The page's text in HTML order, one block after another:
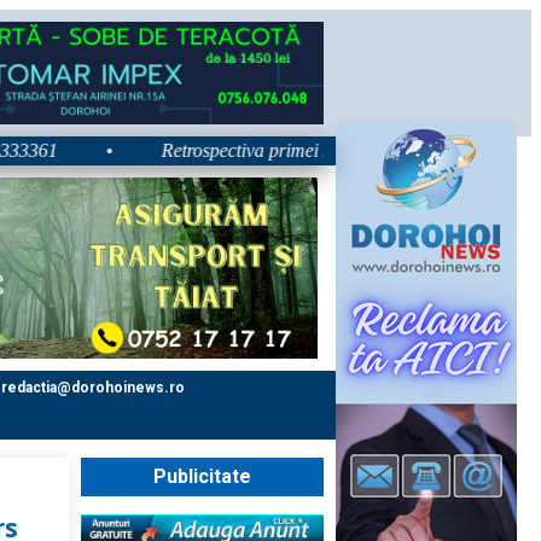
Retrospectiva primei zile la Zilele Nordului 2026:
redactia@dorohoinews.ro
Publicitate